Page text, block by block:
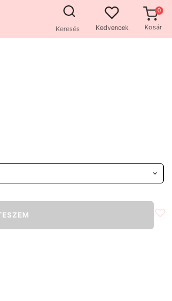
Keresés Kedvencek Kosár